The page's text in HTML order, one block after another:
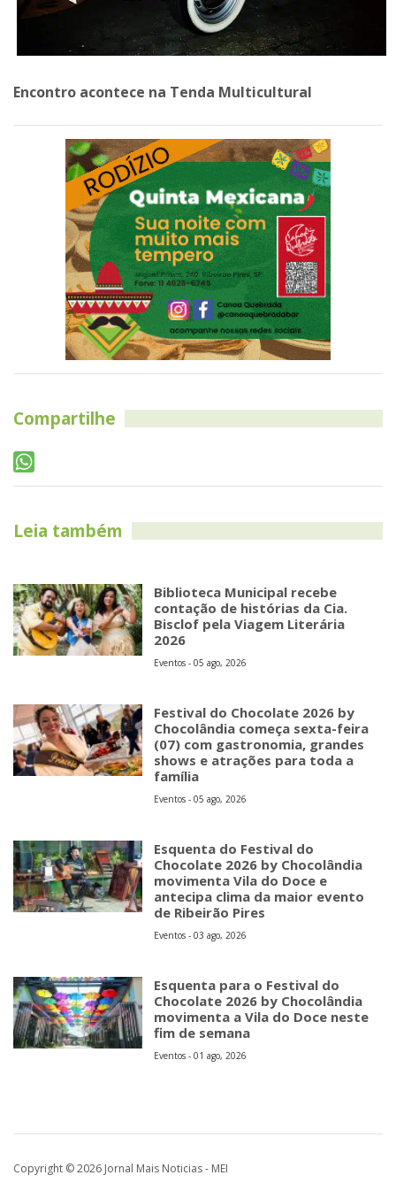
Encontro acontece na Tenda Multicultural
Compartilhe
Leia também
Biblioteca Municipal recebe
contação de histórias da Cia.
Bisclof pela Viagem Literária
2026
Eventos - 05 ago, 2026
Festival do Chocolate 2026 by
Chocolândia começa sexta-feira
(07) com gastronomia, grandes
shows e atrações para toda a
família
Eventos - 05 ago, 2026
Esquenta do Festival do
Chocolate 2026 by Chocolândia
movimenta Vila do Doce e
antecipa clima da maior evento
de Ribeirão Pires
Eventos - 03 ago, 2026
Esquenta para o Festival do
Chocolate 2026 by Chocolândia
movimenta a Vila do Doce neste
fim de semana
Eventos - 01 ago, 2026
Copyright © 2026 Jornal Mais Noticias - MEI